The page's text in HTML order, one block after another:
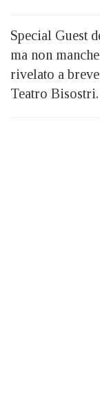
Special Guest
ma non
rivelato a
Teatro Bisostri.